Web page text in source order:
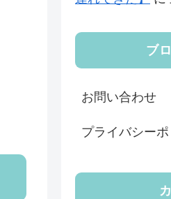
ブ
お問い合わせ
プライバシー